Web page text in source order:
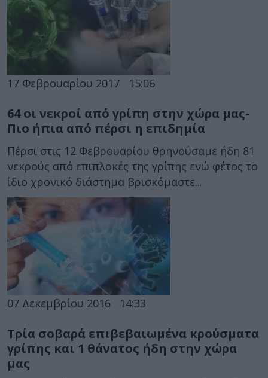
17 Φεβρουαρίου 2017 15:06
64 οι νεκροί από γρίπη στην χώρα μας-
Πιο ήπια από πέρσι η επιδημία
Πέρσι στις 12 Φεβρουαρίου θρηνούσαμε ήδη 81
νεκρούς από επιπλοκές της γρίπης ενώ φέτος το
ίδιο χρονικό διάστημα βρισκόμαστε...
07 Δεκεμβρίου 2016 14:33
Τρία σοβαρά επιβεβαιωμένα κρούσματα
γρίπης και 1 θάνατος ήδη στην χώρα
μας